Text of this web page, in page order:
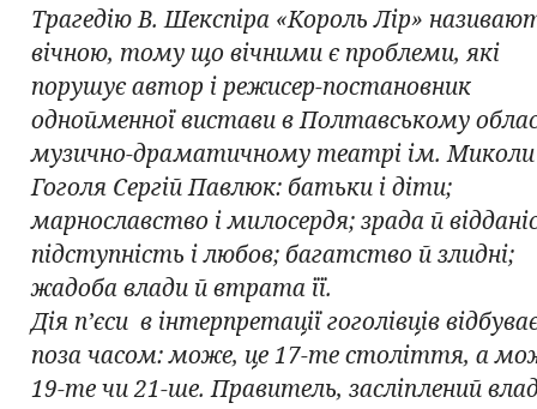
Трагедію В. Шекспіра «Король Лір»
вічною, тому що вічними є проблеми, які
порушує автор і режисер-постановник
однойменної вистави в Полтавському
музично-драматичному театрі ім. Миколи
Гоголя Сергій Павлюк: батьки і діти;
марнославство і милосердя; зрада й
підступність і любов; багатство й злидні;
жадоба влади й втрата її.
Дія п’єси в інтерпретації гоголівців
поза часом: може, це 17-те століття, а
19-те чи 21-ше. Правитель, засліплений